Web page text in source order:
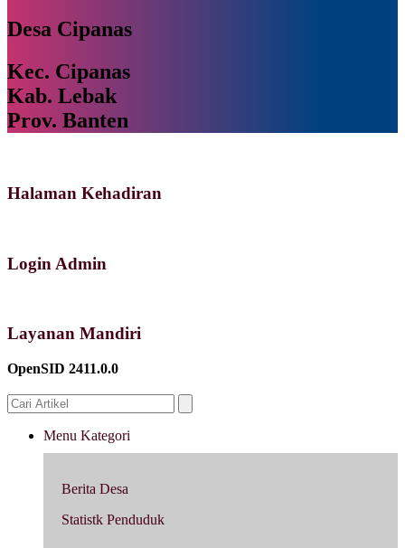
Desa Cipanas
Kec. Cipanas
Kab. Lebak
Prov. Banten
Halaman Kehadiran
Login Admin
Layanan Mandiri
OpenSID 2411.0.0
Menu Kategori
Berita Desa
Statistk Penduduk